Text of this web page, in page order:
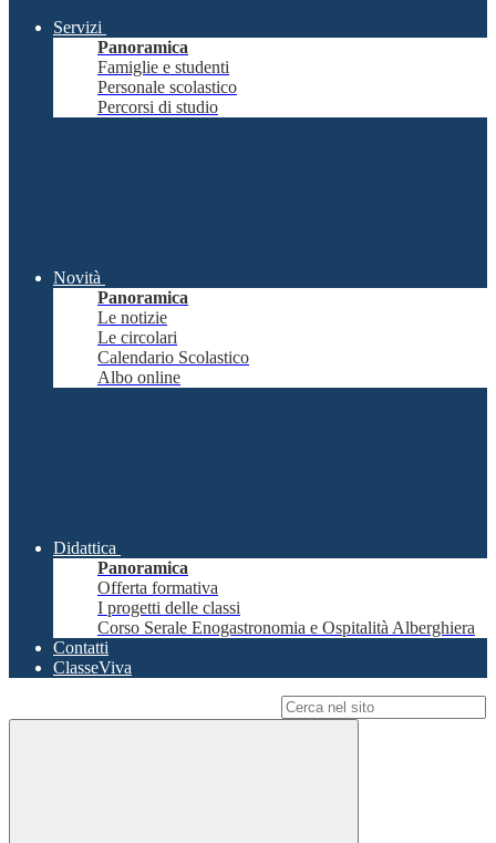
Servizi
Panoramica
Famiglie e studenti
Personale scolastico
Percorsi di studio
Novità
Panoramica
Le notizie
Le circolari
Calendario Scolastico
Albo online
Didattica
Panoramica
Offerta formativa
I progetti delle classi
Corso Serale Enogastronomia e Ospitalità Alberghiera
Contatti
ClasseViva